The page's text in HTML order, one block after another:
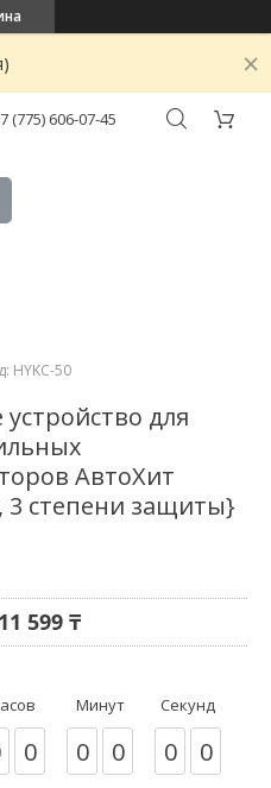
(775) 606-07-45
HYKC-50
для
АвтоХит
3 степени защиты}
11 599 ₸
0
Минут
0 0
Секунд
0 0